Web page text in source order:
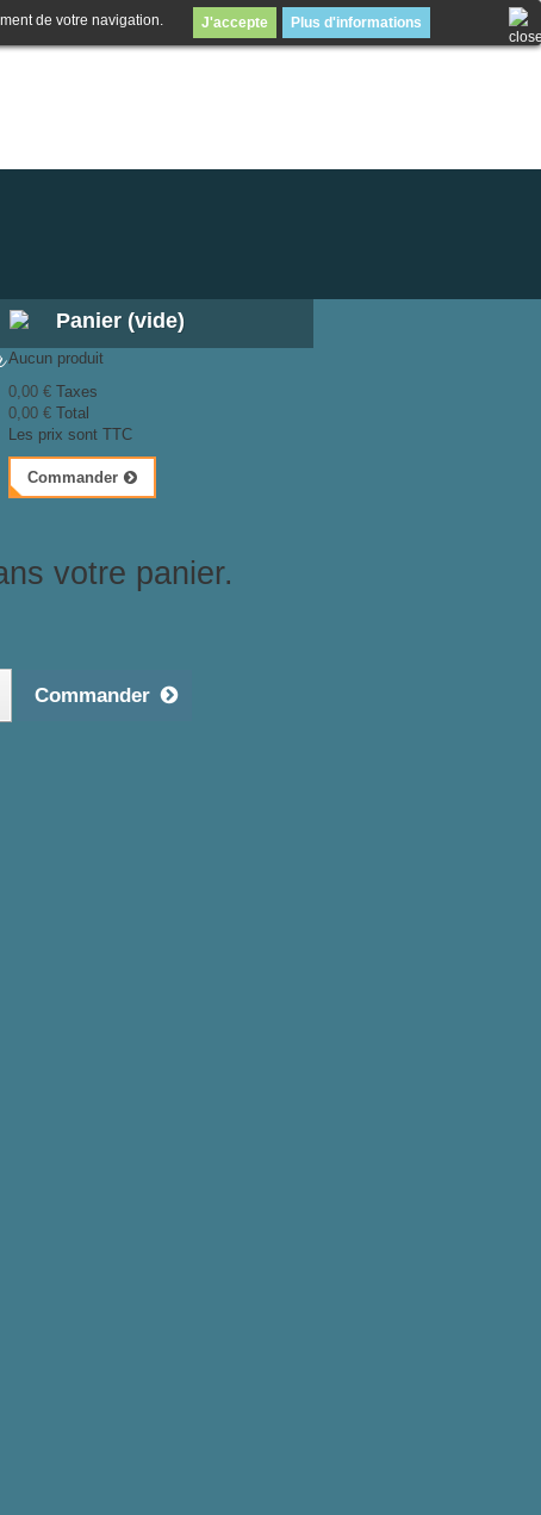
Panier (vide)
Aucun produit
0,00 € Taxes
0,00 € Total
Les prix sont TTC
Commander
votre panier.
Commander
de votre navigation. J'accepte Plus d'informations